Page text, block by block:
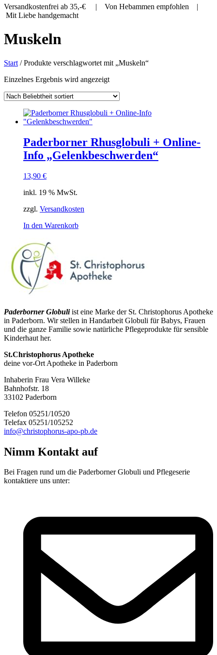
Versandkostenfrei ab 35,-€ | Von Hebammen empfohlen |
Mit Liebe handgemacht
Muskeln
Start / Produkte verschlagwortet mit „Muskeln“
Einzelnes Ergebnis wird angezeigt
Paderborner Rhusglobuli + Online-
Info „Gelenkbeschwerden“
13,90 €
inkl. 19 % MwSt.
zzgl. Versandkosten
In den Warenkorb
Paderborner Globuliist eine Marke der St. Christophorus Apotheke
in Paderborn. Wir stellen in Handarbeit Globuli für Babys, Frauen
und die ganze Familie sowie natürliche Pflegeprodukte für sensible
Kinderhaut her.
St.Christophorus Apotheke
deine vor-Ort Apotheke in Paderborn
Inhaberin Frau Vera Willeke
Bahnhofstr. 18
33102 Paderborn
Telefon 05251/10520
Telefax 05251/105252
info@christophorus-apo-pb.de
Nimm Kontakt auf
Bei Fragen rund um die Paderborner Globuli und Pflegeserie
kontaktiere uns unter: